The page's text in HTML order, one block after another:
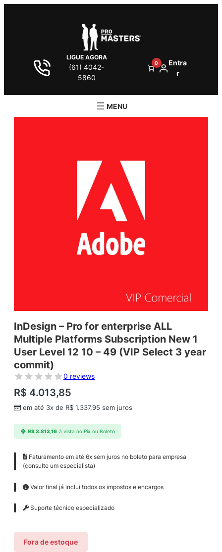
LIGUE AGORA
(61) 4042-
5860
0
Entra
r
InDesign – Pro for enterprise ALL
Multiple Platforms Subscription New 1
User Level 12 10 – 49 (VIP Select 3 year
commit)
0 reviews
R$ 4.013,85
em até 3x de R$ 1.337,95 sem juros
R$3.813,16 à vista no Pix ou Boleto
Faturamento em até 6x sem juros no boleto para empresa
(consulte um especialista)
Valor final já inclui todos os impostos e encargos
Suporte técnico especializado
Fora de estoque